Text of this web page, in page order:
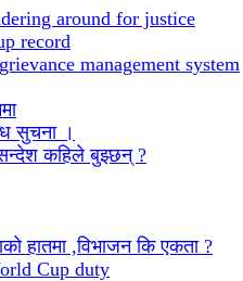
around for justice
record
management system
सुचना ।
कहिले बुझ्छन् ?
हातमा ,विभाजन कि एकता ?
Cup duty